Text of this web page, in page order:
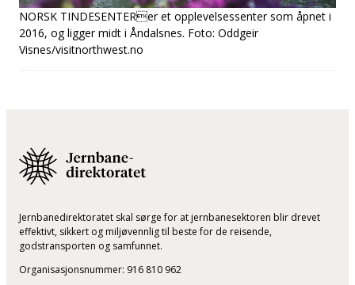
NORSK TINDESENTERer et opplevelsessenter som åpnet i
2016, og ligger midt i Åndalsnes. Foto: Oddgeir
Visnes/visitnorthwest.no
Jernbanedirektoratet skal sørge for at jernbanesektoren blir drevet
effektivt, sikkert og miljøvennlig til beste for de reisende,
godstransporten og samfunnet.
Organisasjonsnummer: 916 810 962